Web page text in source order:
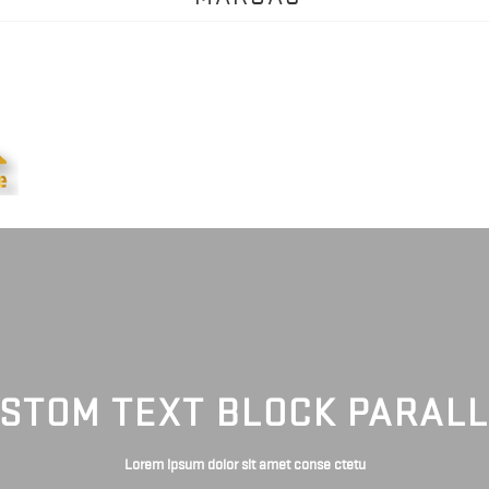
TEXT BLOCK
Lorem ipsum dolor sit amet conse ctetu